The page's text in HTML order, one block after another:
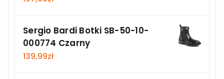
Sergio Bardi Botki SB-50-10-
000774 Czarny
139,99zł